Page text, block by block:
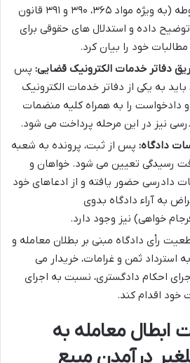
مواد قانونی مربوطه (به ویژه مواد ۳۶۵، ۳۹۰ و ۳۹۱ قانون
توضیح داده و استدلال های حقوقی برای
خود را بیان کرد.
دفاتر خدمات الکترونیک قضایی: پس
به یکی از دفاتر خدمات الکترونیک
دادخواست را به همراه کلیه منضمات
نیز در این مرحله پرداخت می شود.
دادگاه: پس از ثبت، پرونده به شعبه
رسیدگی تعیین می شود. خواهان و
دادرسی حضور یافته و از ادعاهای خود
به آراء دادگاه بدوی
خواهی) نیز وجود دارد.
رأی دادگاه مبنی بر بطلان معامله و
استرداد ثمن و غرامات، خریدار می
احکام دادگستری، نسبت به اجرای
خود اقدام کند.
ابطال معامله به
درآمدن مبیع